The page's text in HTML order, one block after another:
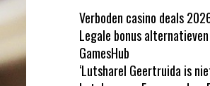
Verboden casino deals
Legale bonus
GamesHub
‘Lutsharel Geertruida is